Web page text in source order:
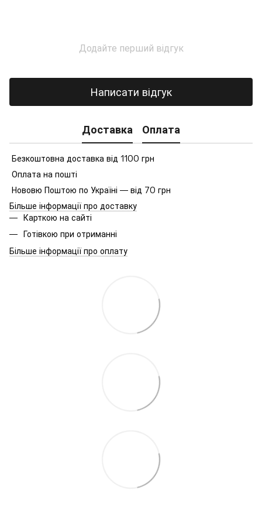
Додайте перший відгук
Написати відгук
Доставка Оплата
Безкоштовна доставка від 1100 грн
Оплата на пошті
Нововю Поштою по Україні — від 70 грн
Більше інформації про доставку
Карткою на сайті
Готівкою при отриманні
Більше інформації про оплату